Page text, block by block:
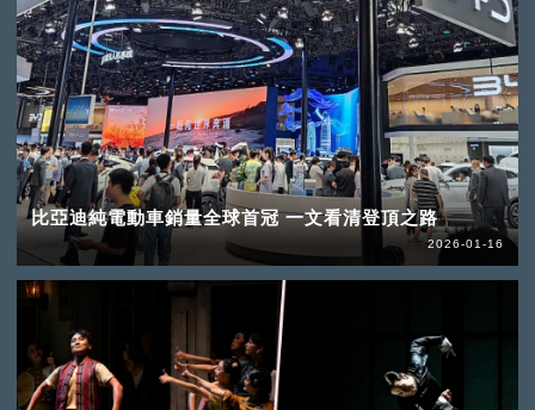
比亞迪純電動車銷量全球首冠 一文看清登頂之路
2026-01-16